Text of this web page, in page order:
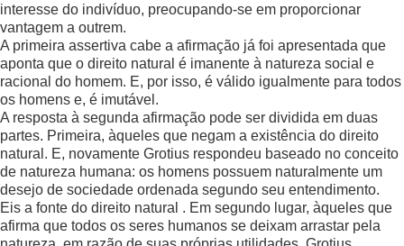
interesse do indivíduo, preocupando-se em proporcionar
vantagem a outrem.
A primeira assertiva cabe a afirmação já foi apresentada que
aponta que o direito natural é imanente à natureza social e
racional do homem. E, por isso, é válido igualmente para todos
os homens e, é imutável.
A resposta à segunda afirmação pode ser dividida em duas
partes. Primeira, àqueles que negam a existência do direito
natural. E, novamente Grotius respondeu baseado no conceito
de natureza humana: os homens possuem naturalmente um
desejo de sociedade ordenada segundo seu entendimento.
Eis a fonte do direito natural . Em segundo lugar, àqueles que
afirma que todos os seres humanos se deixam arrastar pela